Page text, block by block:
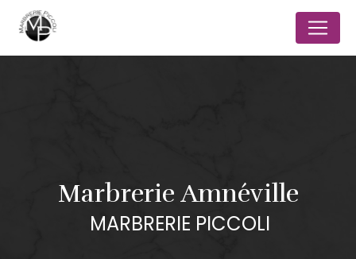
Marbrerie Amnéville
MARBRERIE PICCOLI
Panneau de gestion des cookies